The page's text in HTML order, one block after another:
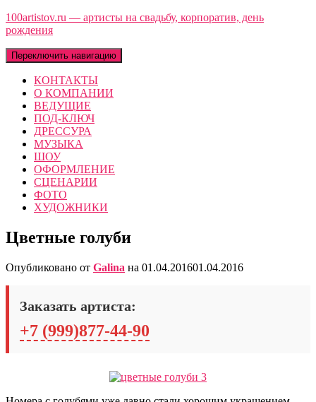
100artistov.ru — артисты на свадьбу, корпоратив, день
рождения
Переключить навигацию
КОНТАКТЫ
О КОМПАНИИ
ВЕДУЩИЕ
ПОД-КЛЮЧ
ДРЕССУРА
МУЗЫКА
ШОУ
ОФОРМЛЕНИЕ
СЦЕНАРИИ
ФОТО
ХУДОЖНИКИ
Цветные голуби
Опубликовано от Galina на 01.04.201601.04.2016
Заказать артиста:
+7 (999)877-44-90